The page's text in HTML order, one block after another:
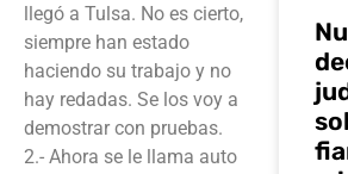
llegó a Tulsa. No es cierto,
siempre han estado
haciendo su trabajo y no
hay redadas. Se los voy a
demostrar con pruebas.
2.- Ahora se le llama auto